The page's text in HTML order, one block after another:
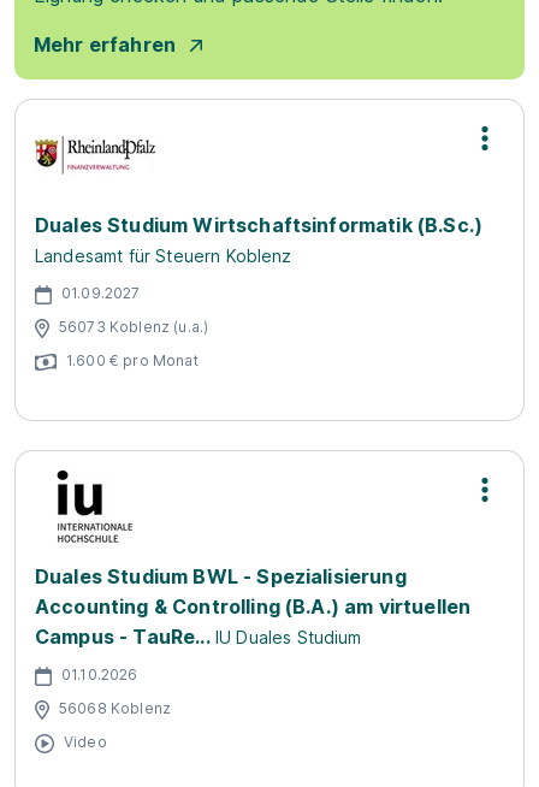
Mehr erfahren
Duales Studium Wirtschaftsinformatik (B.Sc.)
Landesamt für Steuern Koblenz
01.09.2027
56073 Koblenz (u.a.)
1.600 € pro Monat
Duales Studium BWL - Spezialisierung
Accounting & Controlling (B.A.) am virtuellen
Campus - TauRe... IU Duales Studium
01.10.2026
56068 Koblenz
Video